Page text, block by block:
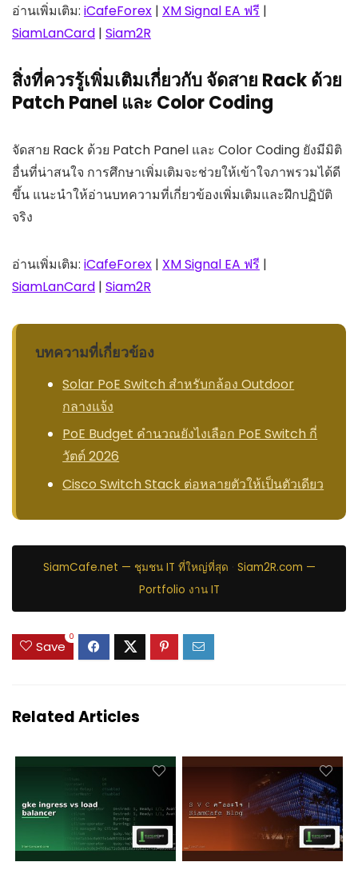
อ่านเพิ่มเติม: iCafeForex | XM Signal EA ฟรี |
SiamLanCard | Siam2R
สิ่งที่ควรรู้เพิ่มเติมเกี่ยวกับ จัดสาย Rack ด้วย
Patch Panel และ Color Coding
จัดสาย Rack ด้วย Patch Panel และ Color Coding ยังมีมิติ
อื่นที่น่าสนใจ การศึกษาเพิ่มเติมจะช่วยให้เข้าใจภาพรวมได้ดี
ขึ้น แนะนำให้อ่านบทความที่เกี่ยวข้องเพิ่มเติมและฝึกปฏิบัติ
จริง
อ่านเพิ่มเติม: iCafeForex | XM Signal EA ฟรี |
SiamLanCard | Siam2R
บทความที่เกี่ยวข้อง
Solar PoE Switch สำหรับกล้อง Outdoor
กลางแจ้ง
PoE Budget คำนวณยังไงเลือก PoE Switch กี่
วัตต์ 2026
Cisco Switch Stack ต่อหลายตัวให้เป็นตัวเดียว
SiamCafe.net — ชุมชน IT ที่ใหญ่ที่สุด · Siam2R.com —
Portfolio งาน IT
Save
0
Related Articles